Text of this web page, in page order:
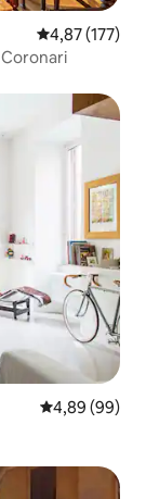
Gemiddelde
4,87 (177)
Gemiddelde
4,89 (99)